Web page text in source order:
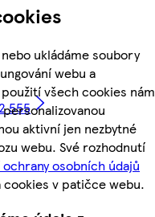
ukládáme soubory
webu a
všech cookies nám
aktivní jen nezbytné
webu. Své rozhodnutí
osobních údajů
cookies v patičce webu.
555